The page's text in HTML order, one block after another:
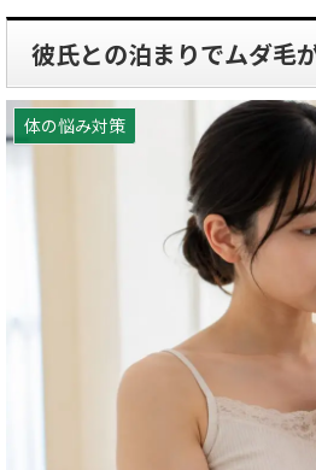
彼氏との泊まりでムダ毛
体の悩み対策